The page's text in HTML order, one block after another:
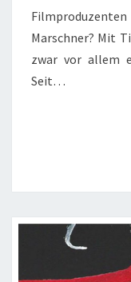
Marschner? Mit
zwar vor allem
Seit…